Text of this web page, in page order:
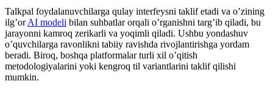
Talkpal foydalanuvchilarga qulay interfeysni taklif etadi va o’zining
ilg’orAI modeli bilan suhbatlar orqali o’rganishni targ’ib qiladi, bu
jarayonni kamroq zerikarli va yoqimli qiladi. Ushbu yondashuv
o’quvchilarga ravonlikni tabiiy ravishda rivojlantirishga yordam
beradi. Biroq, boshqa platformalar turli xil o’qitish
metodologiyalarini yoki kengroq til variantlarini taklif qilishi
mumkin.